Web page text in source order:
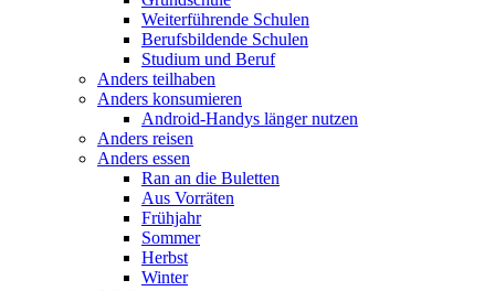
Weiterführende Schulen
Berufsbildende Schulen
Studium und Beruf
Anders teilhaben
Anders konsumieren
Android-Handys länger nutzen
Anders reisen
Anders essen
Ran an die Buletten
Aus Vorräten
Frühjahr
Sommer
Herbst
Winter